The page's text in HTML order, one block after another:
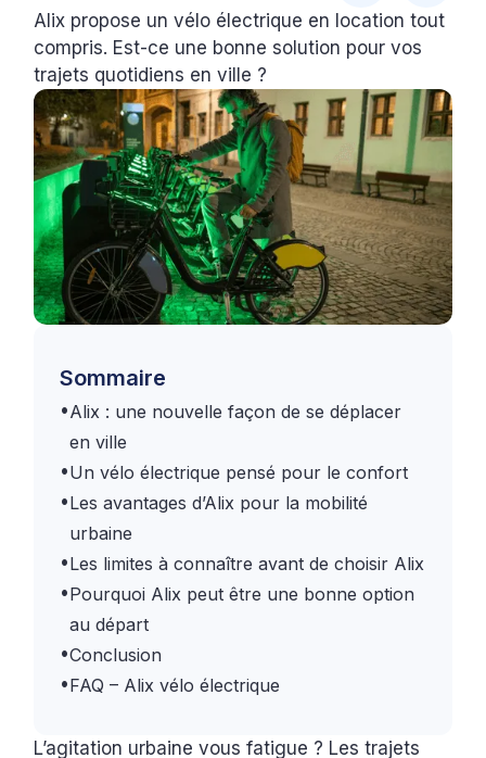
Alix propose un vélo électrique en location tout
compris. Est-ce une bonne solution pour vos
trajets quotidiens en ville ?
Sommaire
•Alix : une nouvelle façon de se déplacer
en ville
•Un vélo électrique pensé pour le confort
•Les avantages d’Alix pour la mobilité
urbaine
•Les limites à connaître avant de choisir Alix
•Pourquoi Alix peut être une bonne option
au départ
•Conclusion
•FAQ – Alix vélo électrique
L’agitation urbaine vous fatigue ? Les trajets